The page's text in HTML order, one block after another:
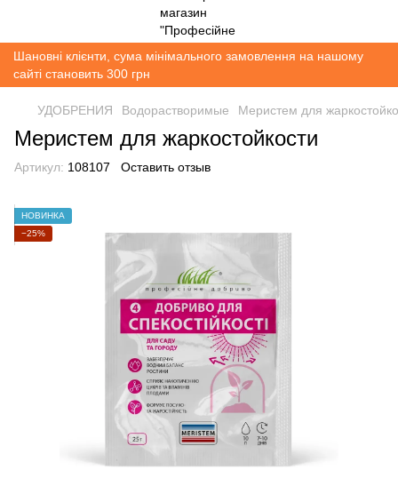
Шановні клієнти, сума мінімального замовлення на нашому
сайті становить 300 грн
УДОБРЕНИЯ Водорастворимые Меристем для
Меристем для жаркостойкости
Артикул: 108107 Оставить отзыв
НОВИНКА
−25%